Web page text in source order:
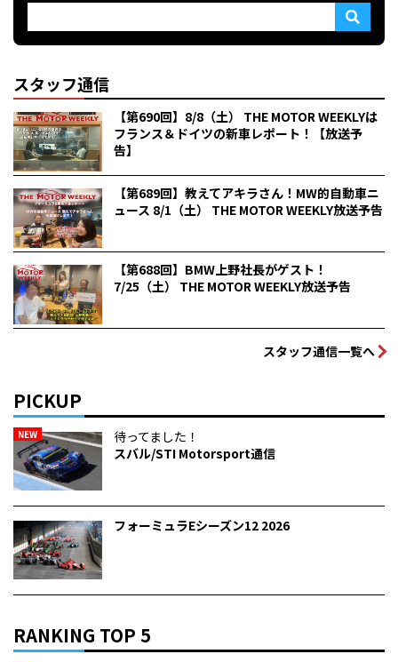
スタッフ通信
【第690回】8/8（土） THE MOTOR WEEKLYは
フランス＆ドイツの新車レポート！【放送予
告】
【第689回】教えてアキラさん！MW的自動車ニ
ュース 8/1（土） THE MOTOR WEEKLY放送予告
【第688回】BMW上野社長がゲスト！
7/25（土） THE MOTOR WEEKLY放送予告
スタッフ通信一覧へ
PICKUP
NEW
待ってました！
スバル/STI Motorsport通信
フォーミュラEシーズン12 2026
RANKING TOP 5